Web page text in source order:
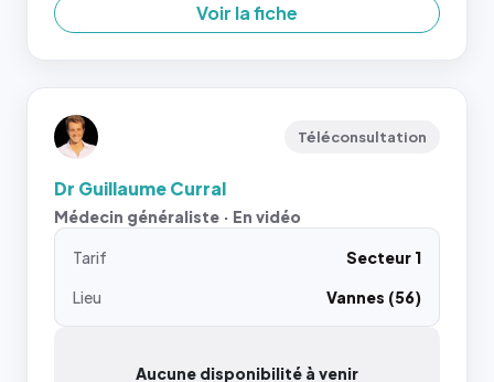
Voir la fiche
Téléconsultation
Dr Guillaume Curral
Médecin généraliste · En vidéo
Tarif
Secteur 1
Lieu
Vannes (56)
Aucune disponibilité à venir